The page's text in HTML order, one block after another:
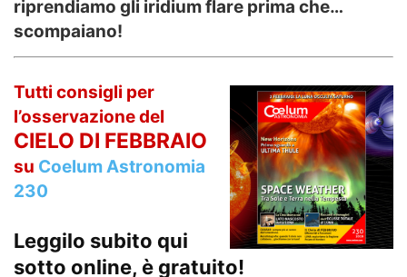
riprendiamo gli iridium flare prima che…
scompaiano!
Tutti consigli per
l’osservazione del
CIELO DI FEBBRAIO
su Coelum Astronomia
230
Leggilo subito qui
sotto online, è gratuito!